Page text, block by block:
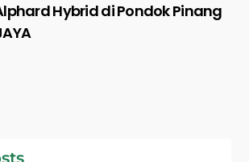
Hybrid di Pondok Pinang